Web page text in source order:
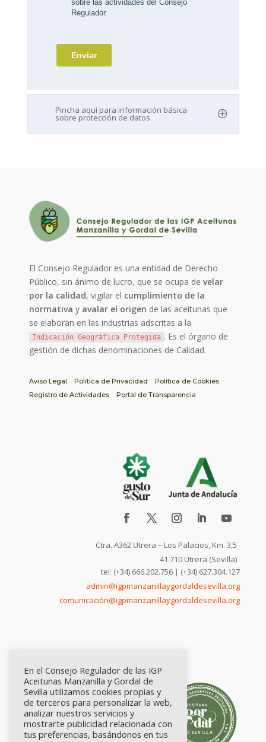
Pincha aquí para información básica
sobre protección de datos
El Consejo Regulador es una entidad de Derecho
Público, sin ánimo de lucro, que se ocupa develar
por la calidad, vigilar el cumplimiento de la
normativa y avalar el origen de las aceitunas que
se elaboran en las industrias adscritas a la
Indicación Geográfica Protegida . Es el órgano de
gestión de dichas denominaciones de Calidad.
Aviso Legal Política de Privacidad
Política de Cookies
Registro de Actividades
Portal de Transparencia
Ctra. A362 Utrera – Los Palacios, Km. 3,5
41.710 Utrera (Sevilla)
tel: (+34) 666.202.756 | (+34) 627.304.127
admin@igpmanzanillaygordaldesevilla.org
comunicación@igpmanzanillaygordaldesevilla.org
En el Consejo Regulador de las IGP
Aceitunas Manzanilla y Gordal de
Sevilla utilizamos cookies propias y
de terceros para personalizar la web,
analizar nuestros servicios y
mostrarte publicidad relacionada con
tus preferencias, basándonos en tus